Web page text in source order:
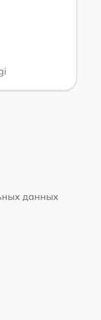
данных